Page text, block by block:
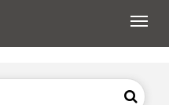
展
搜尋